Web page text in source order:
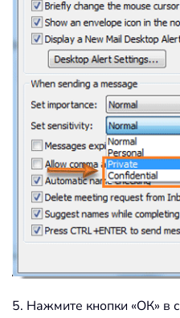
5. Нажмите кнопки «ОК» в